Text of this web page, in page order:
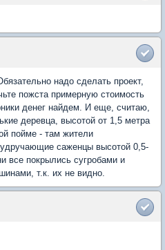
надо сделать проект,
пожста примерную стоимость
денег найдем. И еще, считаю,
деревца, высотой от 1,5 метра
пойме - там жители
удручающие саженцы высотой 0,5-
все покрылись сугробами и
т.к. их не видно.